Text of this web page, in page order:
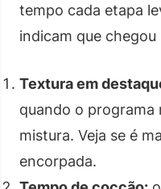
tempo cada etapa
indicam que
Textura em
quando o programa
mistura. Veja se é
encorpada.